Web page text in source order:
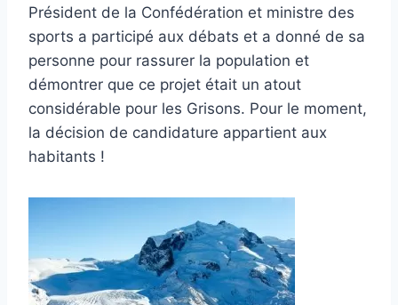
Président de la Confédération et ministre des
sports a participé aux débats et a donné de sa
personne pour rassurer la population et
démontrer que ce projet était un atout
considérable pour les Grisons. Pour le moment,
la décision de candidature appartient aux
habitants !